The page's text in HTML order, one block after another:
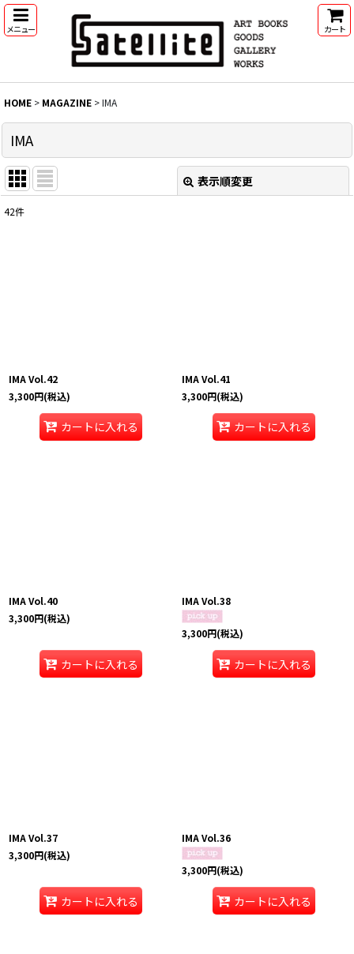
メニュー カート
HOME > MAGAZINE >IMA
IMA
表示順変更
42件
IMA Vol.42
3,300円(税込)
カートに入れる
IMA Vol.41
3,300円(税込)
カートに入れる
IMA Vol.40
3,300円(税込)
カートに入れる
IMA Vol.38
3,300円(税込)
カートに入れる
IMA Vol.37
3,300円(税込)
カートに入れる
IMA Vol.36
3,300円(税込)
カートに入れる